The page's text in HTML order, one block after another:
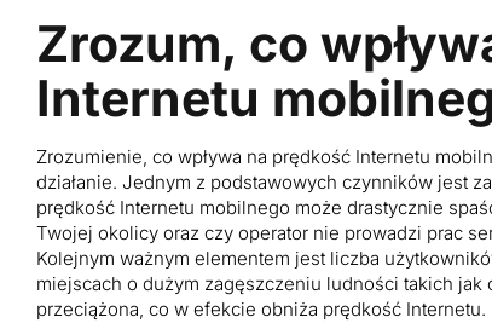
Zrozum, co
Internetu
Zrozumienie, co wpływa na prędkość Internetu
działanie. Jednym z podstawowych czynników jest
prędkość Internetu mobilnego może drastycznie
Twojej okolicy oraz czy operator nie prowadzi prac
Kolejnym ważnym elementem jest liczba
miejscach o dużym zagęszczeniu ludności takich
przeciążona, co w efekcie obniża prędkość Internetu.